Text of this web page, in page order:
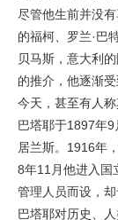
尽管他生前并没
的福柯、罗兰·巴
贝马斯，意大利
的推介，他逐渐
今天，甚至有人称
巴塔耶于1897年
居兰斯。1916年
8年11月他进入国
管理人员而设，
巴塔耶对历史、